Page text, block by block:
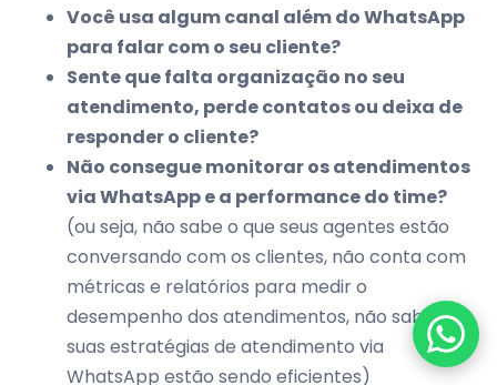
Você usa algum canal além do WhatsApp
para falar com o seu cliente?
Sente que falta organização no seu
atendimento, perde contatos ou deixa de
responder o cliente?
Não consegue monitorar os atendimentos
via WhatsApp e a performance do time?
(ou seja, não sabe o que seus agentes estão
conversando com os clientes, não conta com
métricas e relatórios para medir o
desempenho dos atendimentos, não sabe se
suas estratégias de atendimento via
WhatsApp estão sendo eficientes)